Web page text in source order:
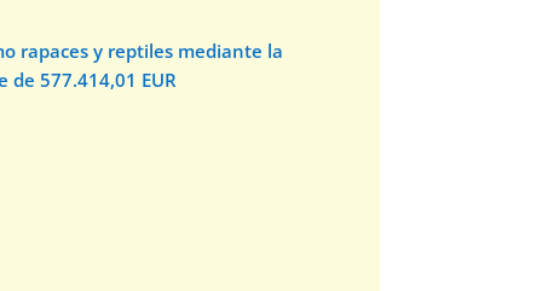
rapaces y reptiles mediante la
577.414,01 EUR